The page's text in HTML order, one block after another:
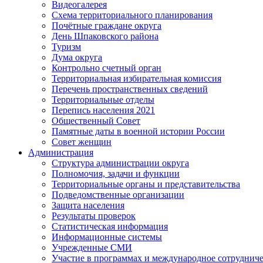
Видеогалерея
Схема территориального планирования
Почётные граждане округа
День Шпаковского района
Туризм
Дума округа
Контрольно счетный орган
Территориальная избирательная комиссия
Перечень пространственных сведений
Территориальные отделы
Перепись населения 2021
Общественный Совет
Памятные даты в военной истории России
Совет женщин
Администрация
Структура администрации округа
Полномочия, задачи и функции
Территориальные органы и представительства
Подведомственные организации
Защита населения
Результаты проверок
Статистическая информация
Информационные системы
Учрежденные СМИ
Участие в программах и международное